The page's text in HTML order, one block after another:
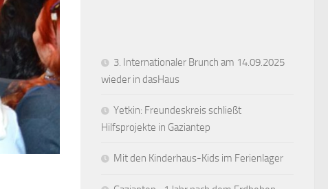
3. Internationaler Brunch am 14.09.2025
wieder in dasHaus
Yetkin: Freundeskreis schließt
Hilfsprojekte in Gaziantep
Mit den Kinderhaus-Kids im Ferienlager